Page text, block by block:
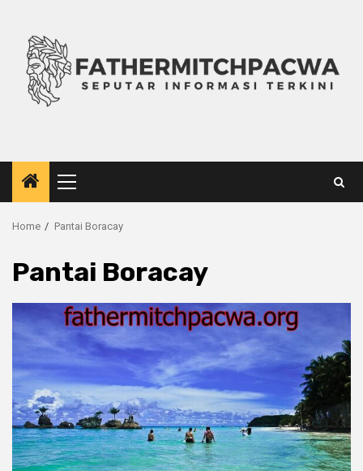
content
Primary
Menu
Home Pantai Boracay
Pantai Boracay